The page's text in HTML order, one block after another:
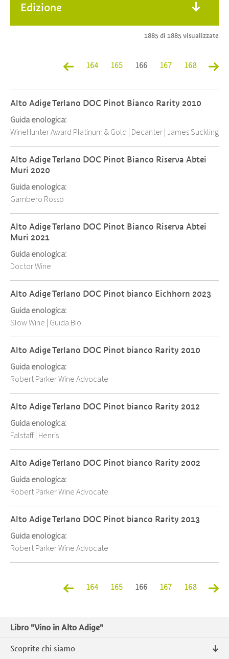
Edizione
1885 di 1885 visualizzate
164 165 166 167 168
Alto Adige Terlano DOC Pinot Bianco Rarity 2010
Guida enologica:
WineHunter Award Platinum & Gold | Decanter| James Suckling
Alto Adige Terlano DOC Pinot Bianco Riserva Abtei
Muri 2020
Guida enologica:
Gambero Rosso
Alto Adige Terlano DOC Pinot Bianco Riserva Abtei
Muri 2021
Guida enologica:
Doctor Wine
Alto Adige Terlano DOC Pinot bianco Eichhorn 2023
Guida enologica:
Slow Wine | Guida Bio
Alto Adige Terlano DOC Pinot bianco Rarity 2010
Guida enologica:
Robert Parker Wine Advocate
Alto Adige Terlano DOC Pinot bianco Rarity 2012
Guida enologica:
Falstaff| Henris
Alto Adige Terlano DOC Pinot bianco Rarity 2002
Guida enologica:
Robert Parker Wine Advocate
Alto Adige Terlano DOC Pinot bianco Rarity 2013
Guida enologica:
Robert Parker Wine Advocate
164 165 166 167 168
Libro "Vino in Alto Adige"
Scoprite chi siamo